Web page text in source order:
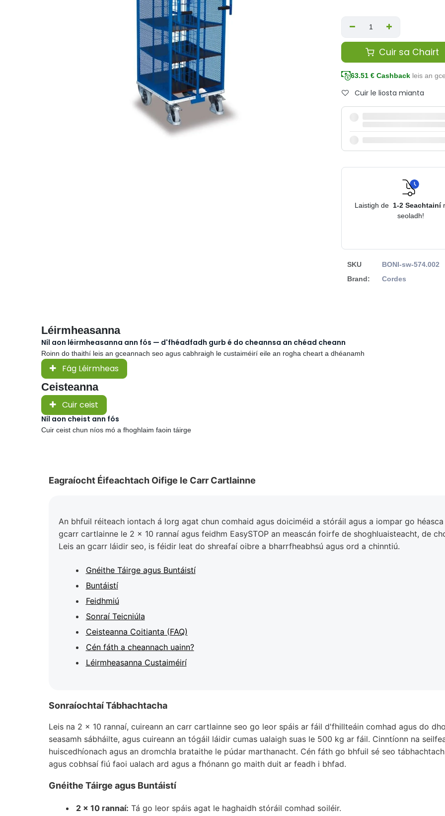
Cuir sa Chairt
63.51 € Cashback leis an
Cuir le liosta mianta
Laistigh de 1-2 Seachtainí
seoladh!
SKU
BONI-sw-574.002
Brand:
Cordes
Léirmheasanna
Níl aon léirmheasanna ann fós — d'fhéadfadh gurb é do cheannsa an chéad cheann
Roinn do thaithí leis an gceannach seo agus cabhraigh le custaiméirí eile an rogha cheart a dhéanamh
Fág Léirmheas
Ceisteanna
Cuir ceist
Níl aon cheist ann fós
Cuir ceist chun níos mó a fhoghlaim faoin táirge
Eagraíocht Éifeachtach Oifige le Carr Cartlainne
An bhfuil réiteach iontach á lorg agat chun comhaid agus doiciméid a stóráil agus a iompar go
gcarr cartlainne le 2 x 10 rannaí agus feidhm EasySTOP an meascán foirfe de shoghluaisteacht, de
Leis an gcarr láidir seo, is féidir leat do shreafaí oibre a bharrfheabhsú agus ord a chinntiú.
Gnéithe Táirge agus Buntáistí
Buntáistí
Feidhmiú
Sonraí Teicniúla
Ceisteanna Coitianta (FAQ)
Cén fáth a cheannach uainn?
Léirmheasanna Custaiméirí
Sonraíochtaí Tábhachtacha
Leis na 2 x 10 rannaí, cuireann an carr cartlainne seo go leor spáis ar fáil d'fhillteáin comhad agus do
seasamh sábháilte, agus cuireann an tógáil láidir cumas ualaigh suas le 500 kg ar fáil. Cinntíonn na
huiscedhíonach agus an dromchla brataithe le púdar marthanacht. Cén fáth go bhfuil sé seo
agus cobhsaí fiú faoi ualach ard agus a fhónann go maith duit ar feadh i bhfad.
Gnéithe Táirge agus Buntáistí
2 x 10 rannaí: Tá go leor spáis agat le haghaidh stóráil comhad soiléir.